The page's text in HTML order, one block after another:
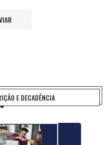
E DECADÊNCIA